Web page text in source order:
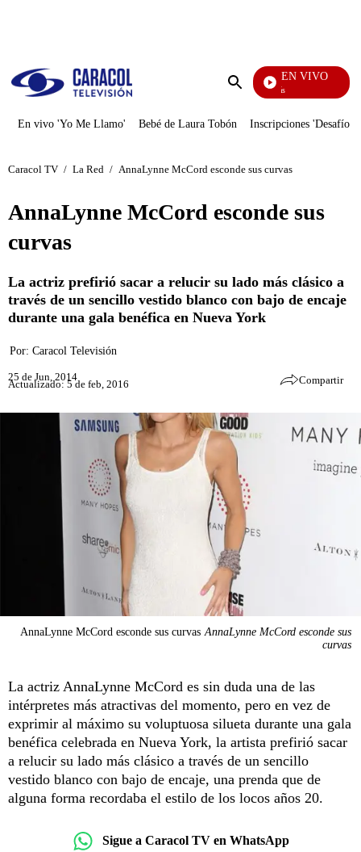
Enviar
EN VIVO
También Caerás
En vivo 'Yo Me Llamo' Bebé de Laura Tobón Inscripciones 'Desafío'
Caracol TV / La Red / AnnaLynne McCord esconde sus curvas
AnnaLynne McCord esconde sus
curvas
La actriz prefirió sacar a relucir su lado más clásico a
través de un sencillo vestido blanco con bajo de encaje
durante una gala benéfica en Nueva York
Por: Caracol Televisión
25 de Jun, 2014
Actualizado: 5 de feb, 2016 Compartir
AnnaLynne McCord esconde sus curvas AnnaLynne McCord esconde sus
curvas
La actriz AnnaLynne McCord es sin duda una de las
intérpretes más atractivas del momento, pero en vez de
exprimir al máximo su voluptuosa silueta durante una gala
benéfica celebrada en Nueva York, la artista prefirió sacar
a relucir su lado más clásico a través de un sencillo
vestido blanco con bajo de encaje, una prenda que de
alguna forma recordaba el estilo de los locos años 20.
Sigue a Caracol TV en WhatsApp